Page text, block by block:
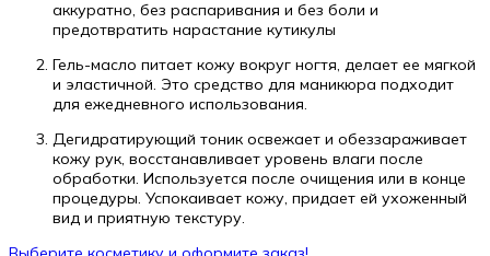
аккуратно, без распаривания и без боли и
предотвратить нарастание кутикулы
Гель-масло питает кожу вокруг ногтя, делает ее мягкой
и эластичной. Это средство для маникюра подходит
для ежедневного использования.
Дегидратирующий тоник освежает и обеззараживает
кожу рук, восстанавливает уровень влаги после
обработки. Используется после очищения или в конце
процедуры. Успокаивает кожу, придает ей ухоженный
вид и приятную текстуру.